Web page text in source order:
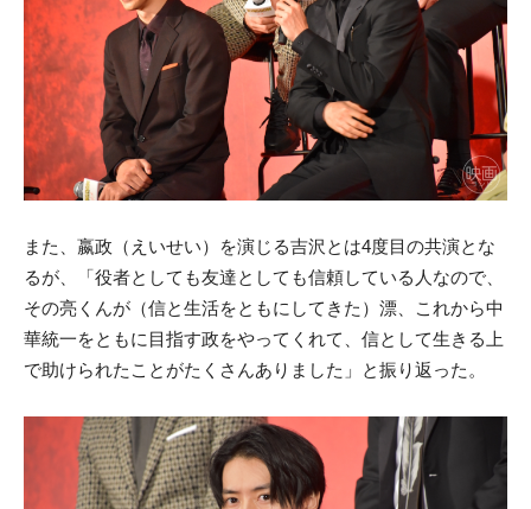
また、嬴政（えいせい）を演じる吉沢とは4度目の共演とな
るが、「役者としても友達としても信頼している人なので、
その亮くんが（信と生活をともにしてきた）漂、これから中
華統一をともに目指す政をやってくれて、信として生きる上
で助けられたことがたくさんありました」と振り返った。